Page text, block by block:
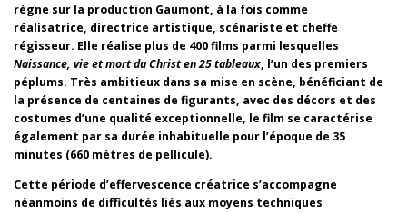
règne sur la production Gaumont, à la fois comme
réalisatrice, directrice artistique, scénariste et cheffe
régisseur. Elle réalise plus de 400 films parmi lesquelles
Naissance, vie et mort du Christ en 25 tableaux, l’un des premiers
péplums. Très ambitieux dans sa mise en scène, bénéficiant de
la présence de centaines de figurants, avec des décors et des
costumes d’une qualité exceptionnelle, le film se caractérise
également par sa durée inhabituelle pour l’époque de 35
minutes (660 mètres de pellicule).
Cette période d’effervescence créatrice s’accompagne
néanmoins de difficultés liés aux moyens techniques